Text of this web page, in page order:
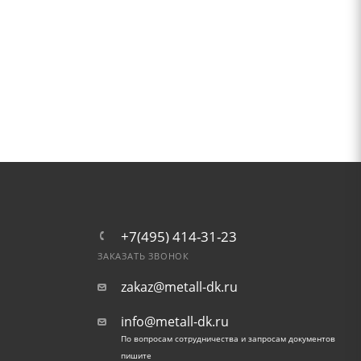
+7(495) 414-31-23
ЗАКАЗАТЬ ЗВОНОК
zakaz@metall-dk.ru
info@metall-dk.ru
По вопросам сотрудничества и запросам документов
пишите